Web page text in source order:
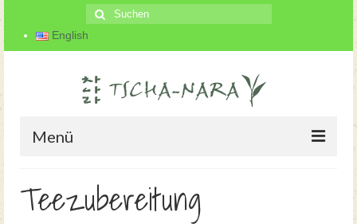
Suche
nach:
English
Menü
Der Teegarten
Teezubereitung